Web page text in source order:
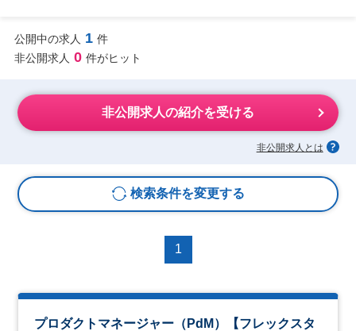
公開中の求人 1 件
非公開求人 0 件がヒット
非公開求人の紹介を受ける
非公開求人とは
検索条件を変更する
1
プロダクトマネージャー（PdM）【フレックスタ